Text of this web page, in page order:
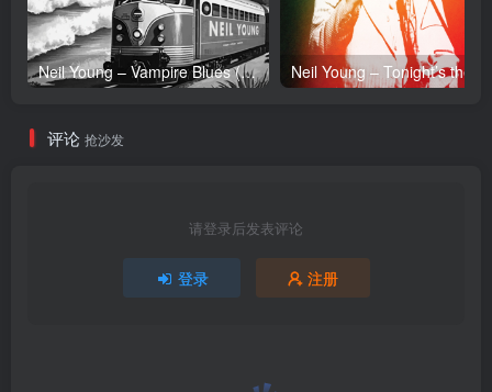
Neil Young – Vampire Blues (Live) – Single(054391239303)【24bit／96.0kHz】土耳其区
评论 抢沙发
请登录后发表评论
登录 注册